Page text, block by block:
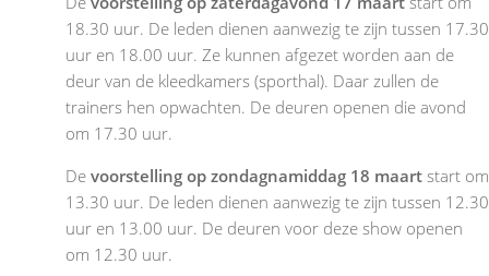
18.30 uur. De leden dienen aanwezig te zijn tussen 17.30
uur en 18.00 uur. Ze kunnen afgezet worden aan de
deur van de kleedkamers (sporthal). Daar zullen de
trainers hen opwachten. De deuren openen die avond
om 17.30 uur.
De voorstelling op zondagnamiddag 18 maart start om
13.30 uur. De leden dienen aanwezig te zijn tussen 12.30
uur en 13.00 uur. De deuren voor deze show openen
om 12.30 uur.